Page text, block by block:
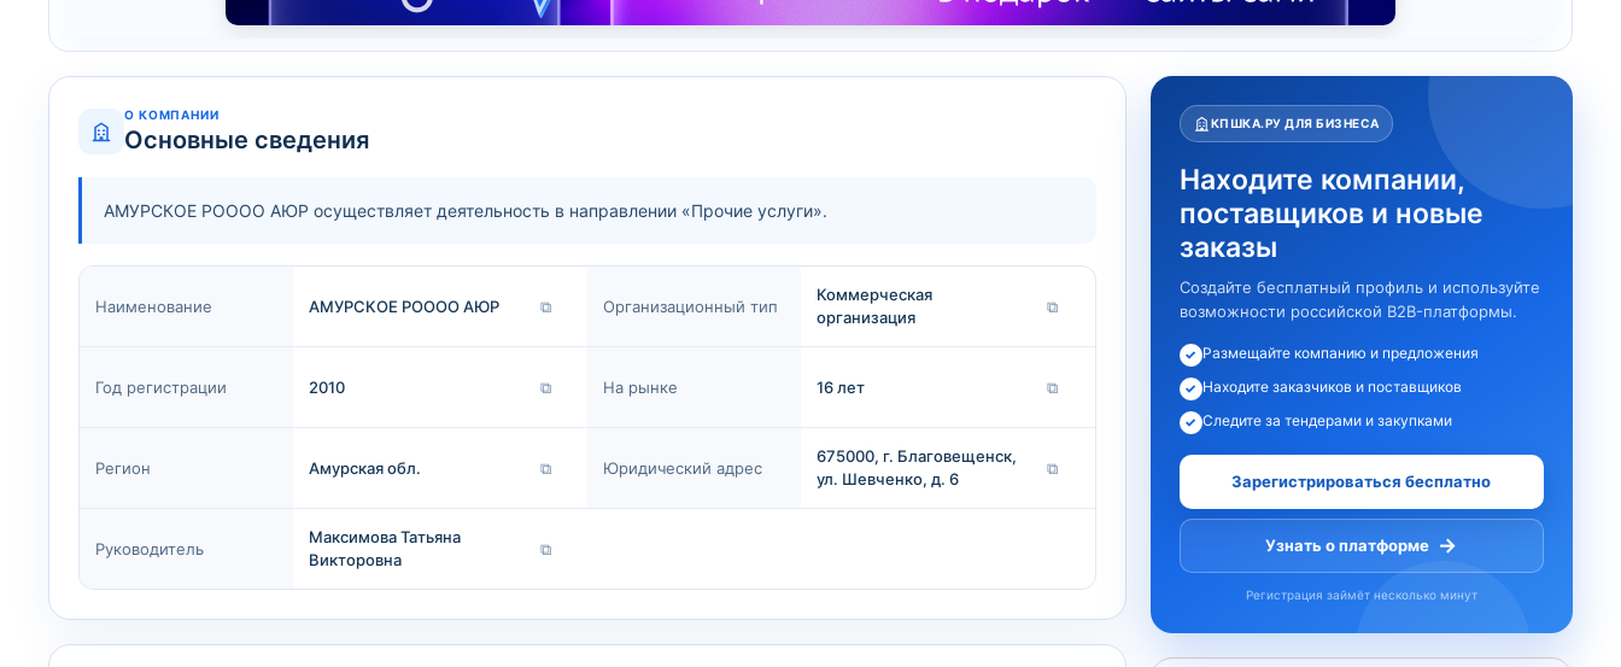
О КОМПАНИИ
Основные сведения
АМУРСКОЕ РОООО АЮР осуществляет деятельность в направлении «Прочие услуги».
Наименование АМУРСКОЕ РОООО АЮР ⧉ Организационный тип
Коммерческая
организация
⧉
Год регистрации 2010 ⧉ На рынке 16 лет ⧉
Регион Амурская обл. ⧉ Юридический адрес
675000, г. Благовещенск,
ул. Шевченко, д. 6
⧉
Руководитель
Максимова Татьяна
Викторовна
⧉
КПШКА.РУ ДЛЯ БИЗНЕСА
Находите компании,
поставщиков и новые
заказы
Создайте бесплатный профиль и используйте
возможности российской B2B-платформы.
✓ Размещайте компанию и предложения
✓ Находите заказчиков и поставщиков
✓ Следите за тендерами и закупками
Зарегистрироваться бесплатно
Узнать о платформе →
Регистрация займёт несколько минут